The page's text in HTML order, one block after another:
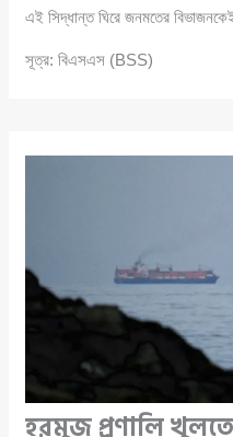
এই সিদ্ধান্ত ঘিরে জনমতের
সূত্র: বিএসএস (BSS)
হরমুজ প্রণালি খুলতে